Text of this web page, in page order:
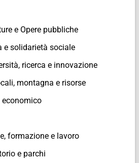
e Opere pubbliche
e solidarietà sociale
ricerca e innovazione
montagna e risorse
formazione e lavoro
e parchi